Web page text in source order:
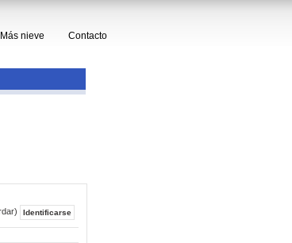
Más nieve Contacto